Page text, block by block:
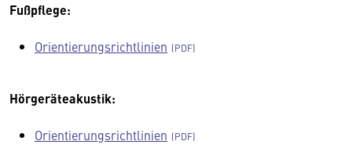
Fußpflege:
Orientierungsrichtlinien
Hörgeräteakustik:
Orientierungsrichtlinien